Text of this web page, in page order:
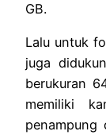
GB.
Lalu untuk
juga
berukuran
memiliki
penampung